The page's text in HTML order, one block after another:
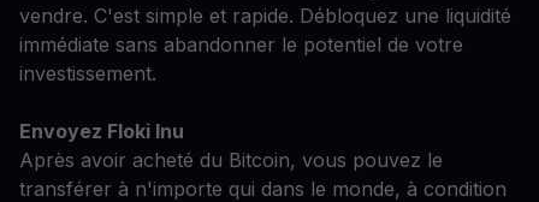
vendre. C'est simple et rapide. Débloquez une liquidité
immédiate sans abandonner le potentiel de votre
investissement.
Envoyez Floki Inu
Après avoir acheté du Bitcoin, vous pouvez le
transférer à n'importe qui dans le monde, à condition